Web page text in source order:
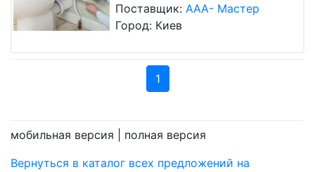
Поставщик: ААА- Мастер
Город: Киев
1
мобильная версия | полная версия
Вернуться в каталог всех предложений на